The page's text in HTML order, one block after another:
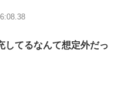
してるなんて想定外だっ